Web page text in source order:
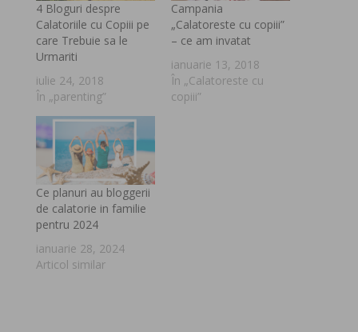
4 Bloguri despre
Calatoriile cu Copiii pe
care Trebuie sa le
Urmariti
iulie 24, 2018
În „parenting”
Campania
„Calatoreste cu copiii”
– ce am invatat
ianuarie 13, 2018
În „Calatoreste cu
copiii”
Ce planuri au bloggerii
de calatorie in familie
pentru 2024
ianuarie 28, 2024
Articol similar